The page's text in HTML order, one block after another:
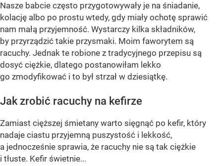
Nasze babcie często przygotowywały je na śniadanie,
kolację albo po prostu wtedy, gdy miały ochotę sprawić
nam małą przyjemność. Wystarczy kilka składników,
by przyrządzić takie przysmaki. Moim faworytem są
racuchy. Jednak te robione z tradycyjnego przepisu są
dosyć ciężkie, dlatego postanowiłam lekko
go zmodyfikować i to był strzał w dziesiątkę.
Jak zrobić racuchy na kefirze
Zamiast cięższej śmietany warto sięgnąć po kefir, który
nadaje ciastu przyjemną puszystość i lekkość,
a jednocześnie sprawia, że racuchy nie są tak ciężkie
i tłuste. Kefir świetnie...